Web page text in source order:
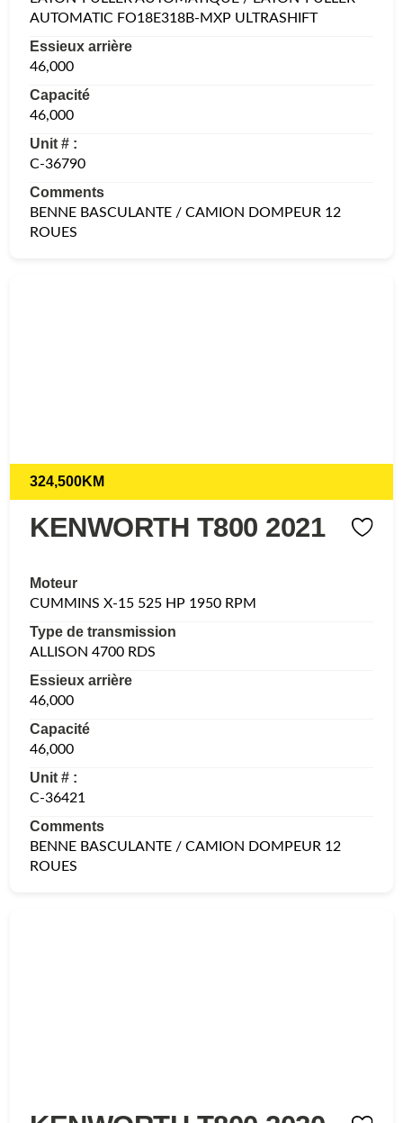
AUTOMATIC FO18E318B-MXP ULTRASHIFT
Essieux arrière
46,000
Capacité
46,000
Unit # :
C-36790
Comments
BENNE BASCULANTE / CAMION DOMPEUR 12
ROUES
324,500KM
KENWORTH T800 2021
Moteur
CUMMINS X-15 525 HP 1950 RPM
Type de transmission
ALLISON 4700 RDS
Essieux arrière
46,000
Capacité
46,000
Unit # :
C-36421
Comments
BENNE BASCULANTE / CAMION DOMPEUR 12
ROUES